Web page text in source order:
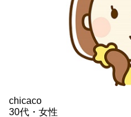
chicaco
30代・女性